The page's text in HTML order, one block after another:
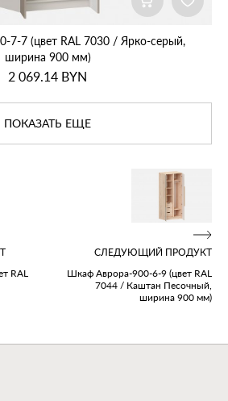
(цвет RAL 7030 / Ярко‑серый,
ширина 900 мм)
2 069.14 BYN
ПОКАЗАТЬ ЕЩЕ
RAL
СЛЕДУЮЩИЙ ПРОДУКТ
Шкаф Аврора‑900‑6‑9 (цвет RAL
7044 / Каштан Песочный,
ширина 900 мм)